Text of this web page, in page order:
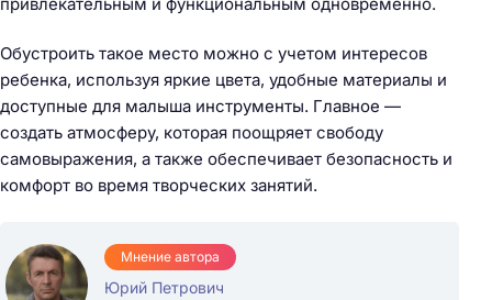
Обустроить такое место можно с учетом интересов
ребенка, используя яркие цвета, удобные материалы и
доступные для малыша инструменты. Главное —
создать атмосферу, которая поощряет свободу
самовыражения, а также обеспечивает безопасность и
комфорт во время творческих занятий.
Мнение автора
Юрий Петрович